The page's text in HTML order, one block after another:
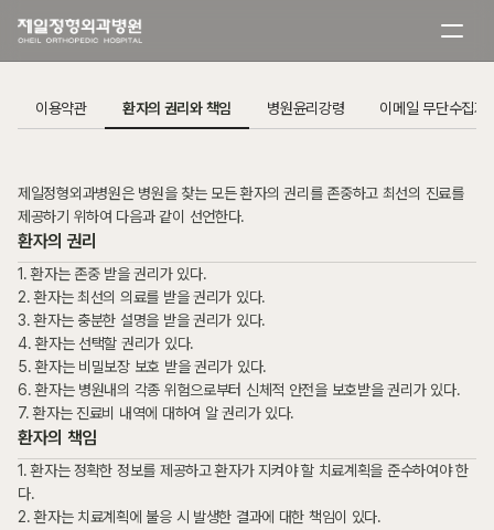
제일정형외과병원은 병원을 찾는 모든 환자의 권리를 존중하고 최선의 진료를
제공하기 위하여 다음과 같이 선언한다.
환자의 권리
1. 환자는 존중 받을 권리가 있다.
2. 환자는 최선의 의료를 받을 권리가 있다.
3. 환자는 충분한 설명을 받을 권리가 있다.
4. 환자는 선택할 권리가 있다.
5. 환자는 비밀보장 보호 받을 권리가 있다.
6. 환자는 병원내의 각종 위험으로부터 신체적 안전을 보호받을 권리가 있다.
7. 환자는 진료비 내역에 대하여 알 권리가 있다.
환자의 책임
1. 환자는 정확한 정보를 제공하고 환자가 지켜야 할 치료계획을 준수하여야 한
다.
2. 환자는 치료계획에 불응 시 발생한 결과에 대한 책임이 있다.
환자의 권리와 책임
이용약관 병원윤리강령 이메일 무단수집거